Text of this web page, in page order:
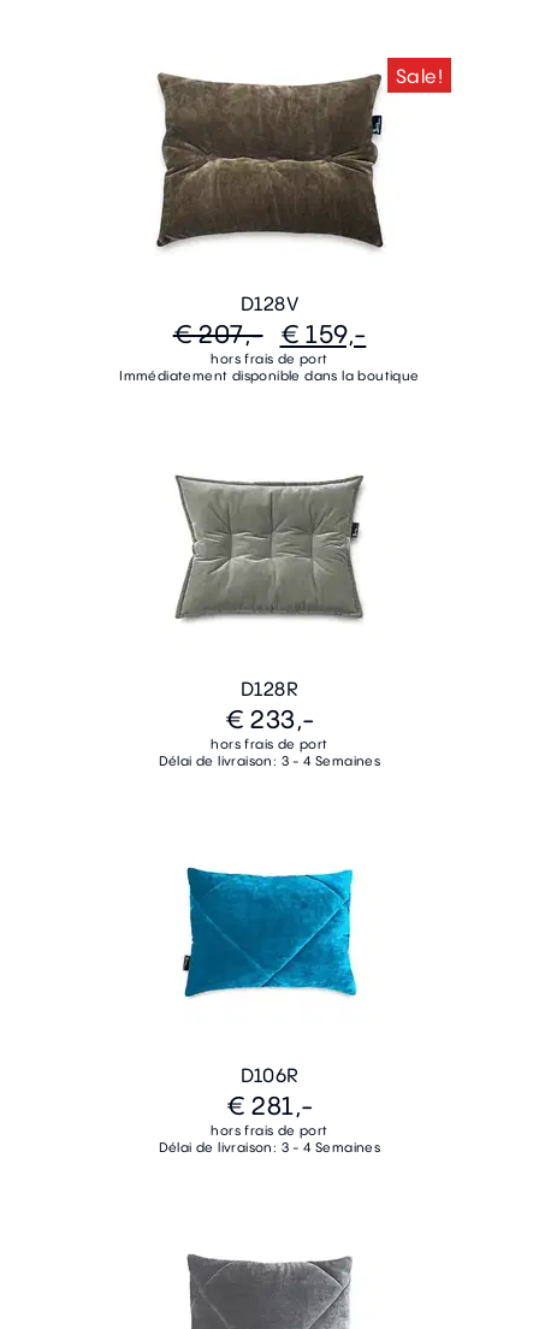
Sale!
D128V
€ 207,- € 159,-
hors frais de port
Immédiatement disponible dans la boutique
D128R
€ 233,-
hors frais de port
Délai de livraison: 3 - 4 Semaines
D106R
€ 281,-
hors frais de port
Délai de livraison: 3 - 4 Semaines